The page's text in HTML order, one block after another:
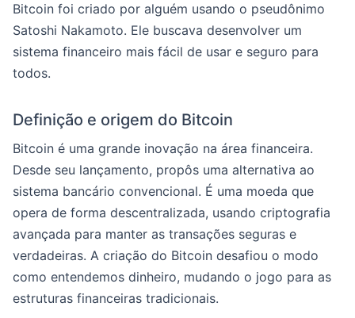
Bitcoin foi criado por alguém usando o pseudônimo
Satoshi Nakamoto. Ele buscava desenvolver um
sistema financeiro mais fácil de usar e seguro para
todos.
Definição e origem do Bitcoin
Bitcoin é uma grande inovação na área financeira.
Desde seu lançamento, propôs uma alternativa ao
sistema bancário convencional. É uma moeda que
opera de forma descentralizada, usando criptografia
avançada para manter as transações seguras e
verdadeiras. A criação do Bitcoin desafiou o modo
como entendemos dinheiro, mudando o jogo para as
estruturas financeiras tradicionais.